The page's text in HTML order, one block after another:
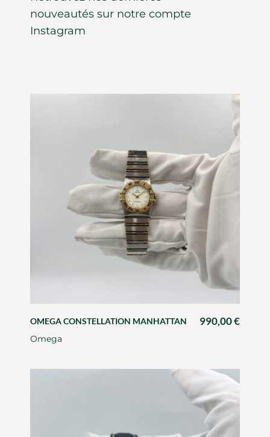
nouveautés sur notre compte
Instagram
OMEGA CONSTELLATION MANHATTAN 990,00€
Omega